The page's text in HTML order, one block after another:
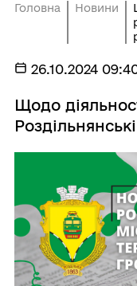
Головна Новини
26.10.2024
Щодо